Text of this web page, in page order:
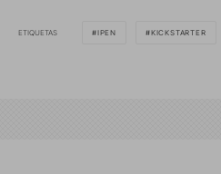
ETIQUETAS IPEN KICKSTARTER